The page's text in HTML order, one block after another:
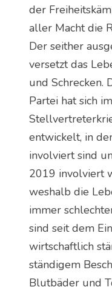
der
aller Macht die
Der seither
versetzt das
und Schrecken.
Partei hat sich
entwickelt, in
involviert sind
2019 involviert
weshalb die
immer
sind seit dem
wirtschaftlich
ständigem
Blutbäder und